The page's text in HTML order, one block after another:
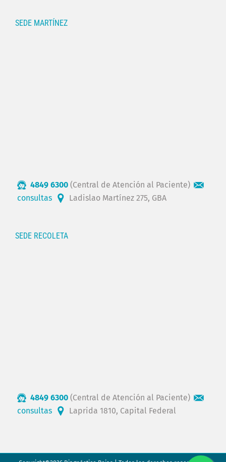
SEDE MARTÍNEZ
4849 6300 (Central de Atención al Paciente)
consultas
Ladislao Martínez 275, GBA
SEDE RECOLETA
4849 6300 (Central de Atención al Paciente)
consultas
Laprida 1810, Capital Federal